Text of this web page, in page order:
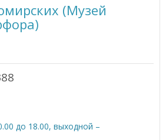
(Музей
до 18.00, выходной –